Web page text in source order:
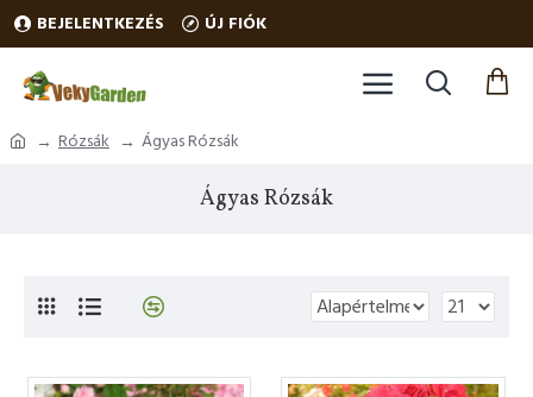
BEJELENTKEZÉS ÚJ FIÓK
Rózsák Ágyas Rózsák
Ágyas Rózsák